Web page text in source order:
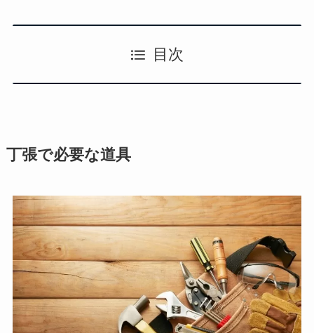
目次
丁張で必要な道具